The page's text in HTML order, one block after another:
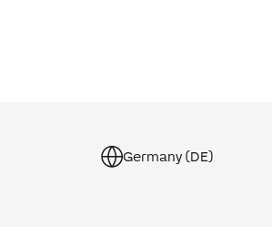
Germany (DE)